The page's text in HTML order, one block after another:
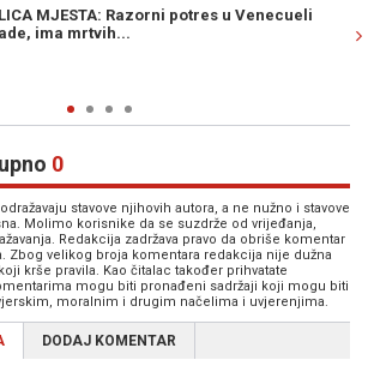
SNAŽAN ZEMLJOTRES POGODIO
osoba izgubilo život (VIDEO)
0
stavove njihovih autora, a ne nužno i stavove
Molimo korisnike da se suzdrže od vrijeđanja,
Redakcija zadržava pravo da obriše komentar
Zbog velikog broja komentara redakcija nije dužna
krše pravila. Kao čitalac također prihvatate
mogu biti pronađeni sadržaji koji mogu biti
moralnim i drugim načelima i uvjerenjima.
DODAJ KOMENTAR